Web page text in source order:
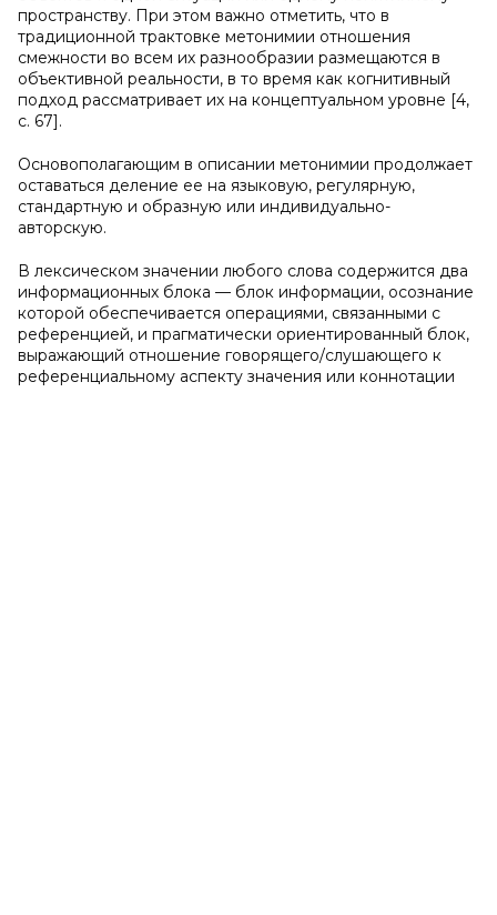
пространству. При этом важно отметить, что в
традиционной трактовке метонимии отношения
смежности во всем их разнообразии размещаются в
объективной реальности, в то время как когнитивный
подход рассматривает их на концептуальном уровне [4,
с. 67].
Основополагающим в описании метонимии продолжает
оставаться деление ее на языковую, регулярную,
стандартную и образную или индивидуально-
авторскую.
В лексическом значении любого слова содержится два
информационных блока — блок информации, осознание
которой обеспечивается операциями, связанными с
референцией, и прагматически ориентированный блок,
выражающий отношение говорящего/слушающего к
референциальному аспекту значения или коннотации